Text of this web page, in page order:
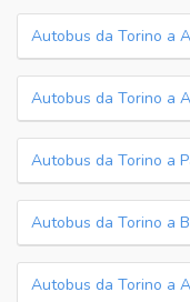
Autobus da Torino a
Autobus da Torino a
Autobus da Torino a
Autobus da Torino a
Autobus da Torino a